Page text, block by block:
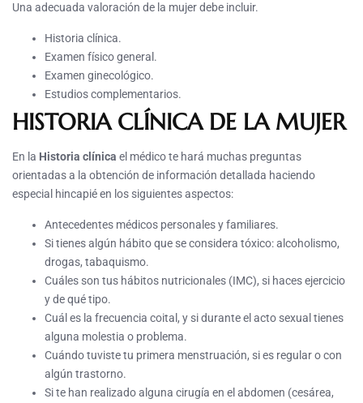
Una adecuada valoración de la mujer debe incluir.
Historia clínica.
Examen físico general.
Examen ginecológico.
Estudios complementarios.
HISTORIA CLÍNICA DE LA MUJER
En la Historia clínica el médico te hará muchas preguntas
orientadas a la obtención de información detallada haciendo
especial hincapié en los siguientes aspectos:
Antecedentes médicos personales y familiares.
Si tienes algún hábito que se considera tóxico: alcoholismo,
drogas, tabaquismo.
Cuáles son tus hábitos nutricionales (IMC), si haces ejercicio
y de qué tipo.
Cuál es la frecuencia coital, y si durante el acto sexual tienes
alguna molestia o problema.
Cuándo tuviste tu primera menstruación, si es regular o con
algún trastorno.
Si te han realizado alguna cirugía en el abdomen (cesárea,